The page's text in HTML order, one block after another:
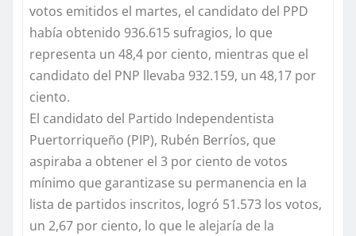
votos emitidos el martes, el candidato del PPD
había obtenido 936.615 sufragios, lo que
representa un 48,4 por ciento, mientras que el
candidato del PNP llevaba 932.159, un 48,17 por
ciento.
El candidato del Partido Independentista
Puertorriqueño (PIP), Rubén Berríos, que
aspiraba a obtener el 3 por ciento de votos
mínimo que garantizase su permanencia en la
lista de partidos inscritos, logró 51.573 los votos,
un 2,67 por ciento, lo que le alejaría de la